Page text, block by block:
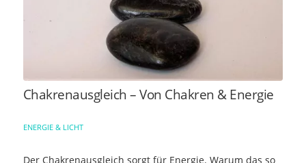
Chakrenausgleich – Von Chakren & Energie
ENERGIE & LICHT
Der Chakrenausgleich sorgt für Energie. Warum das so